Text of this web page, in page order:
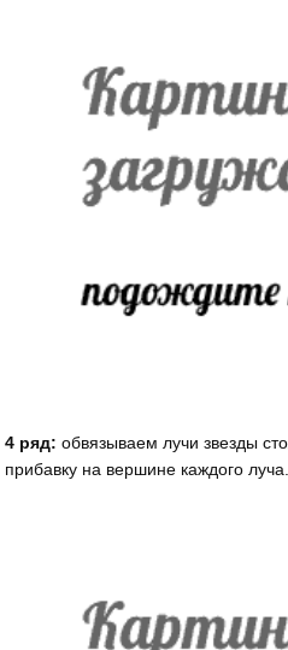
4 ряд: обвязываем лучи звезды
прибавку на вершине каждого луча.